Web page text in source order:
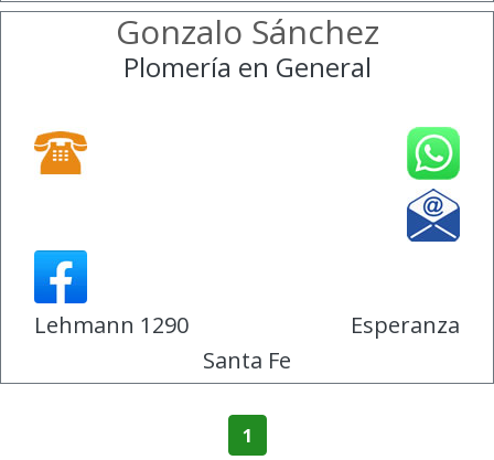
Gonzalo Sánchez
Plomería en General
Lehmann 1290
Esperanza
Santa Fe
1